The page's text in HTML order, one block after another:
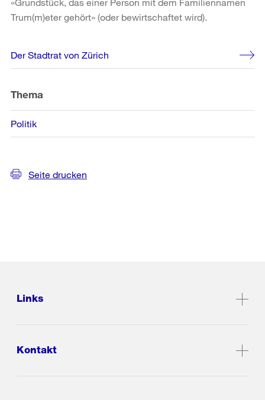
Trum(m)eter gehört» (oder bewirtschaftet wird).
Weitere
Informationen
Der Stadtrat von Zürich
Thema
Politik
Seite drucken
Links
Kontakt